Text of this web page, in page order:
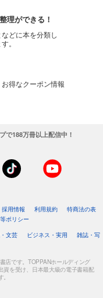
理ができる！
どに本を分類し
。
得なクーポン情報
で188万冊以上配信中！
採用情報 利用規約
特商法の表
ポリシー
文芸 ビジネス・実用
雑誌・写
店です。TOPPANホールディング
資を受け、日本最大級の電子書籍配